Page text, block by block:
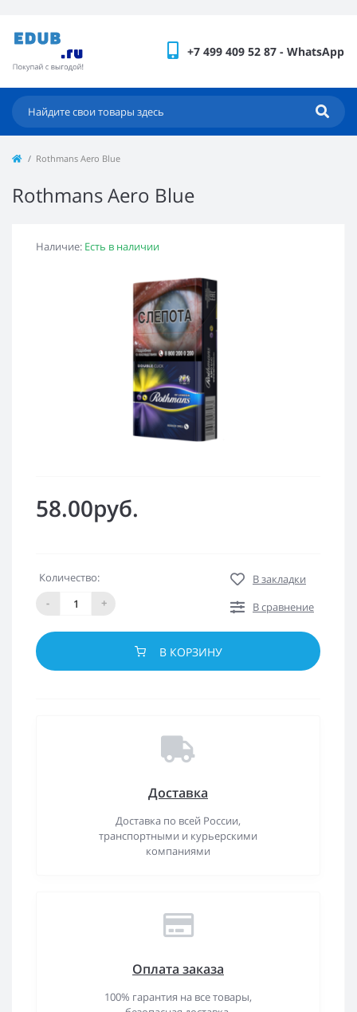
+7 499 409 52 87 - WhatsApp
Rothmans Aero Blue
Rothmans Aero Blue
Наличие: Есть в наличии
58.00руб.
Количество:
-
+
В закладки
В сравнение
В КОРЗИНУ
Доставка
Доставка по всей России,
транспортными и курьерскими
компаниями
Оплата заказа
100% гарантия на все товары,